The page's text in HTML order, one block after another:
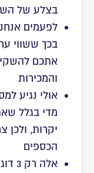
בצלע של
לפעמים
בכך ששווי
אתכם
והמכירות
אולי נגיע
מדי בגלל
יקרות,
הכספים